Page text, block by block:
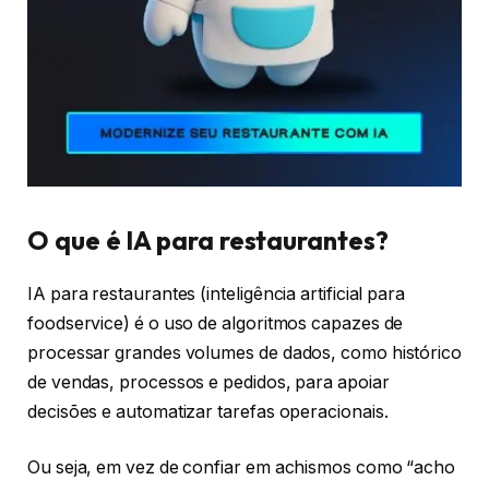
O que é IA para restaurantes?
IA para restaurantes (inteligência artificial para
foodservice) é o uso de algoritmos capazes de
processar grandes volumes de dados, como histórico
de vendas, processos e pedidos, para apoiar
decisões e automatizar tarefas operacionais.
Ou seja, em vez de confiar em achismos como “acho